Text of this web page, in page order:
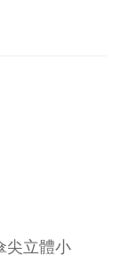
尖立體小